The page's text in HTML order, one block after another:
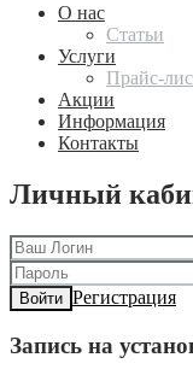
О нас
Статьи
Услуги
Прайс-
Акции
Информация
Контакты
Личный
Войти Регистрация
Запись на